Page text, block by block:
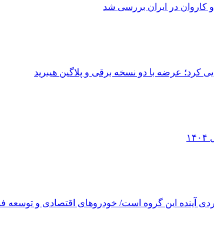
در ایران بررسی شد
آینده این گروه است/ خودروهای اقتصادی و توسعه